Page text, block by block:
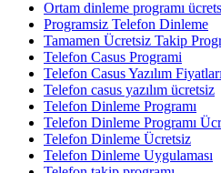
Ortam dinleme programı
Programsiz Telefon Dinleme
Tamamen Ücretsiz Takip
Telefon Casus Programi
Telefon Casus Yazılım Fiyatları
Telefon casus yazılım ücretsiz
Telefon Dinleme Programı
Telefon Dinleme Programı
Telefon Dinleme Ücretsiz
Telefon Dinleme Uygulaması